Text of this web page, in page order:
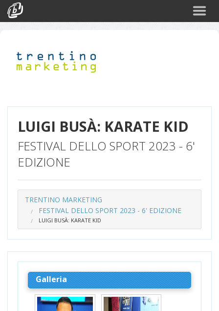
Eventi
LUIGI BUSÀ: KARATE KID
FESTIVAL DELLO SPORT 2023 - 6'
EDIZIONE
TRENTINO MARKETING
FESTIVAL DELLO SPORT 2023 - 6' EDIZIONE
LUIGI BUSÀ: KARATE KID
Galleria